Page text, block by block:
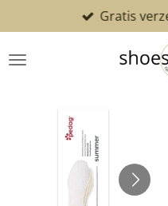
direct
naar
Gratis